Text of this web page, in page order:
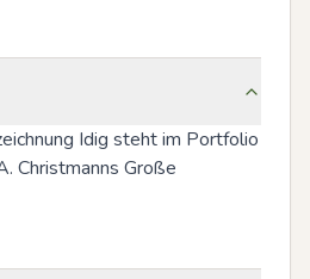
Idig steht im Portfolio
Christmanns Große